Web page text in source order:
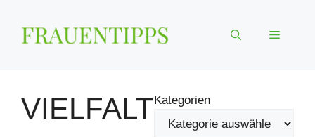
Inhalt
springen
Menü
VIELFALTKategorien